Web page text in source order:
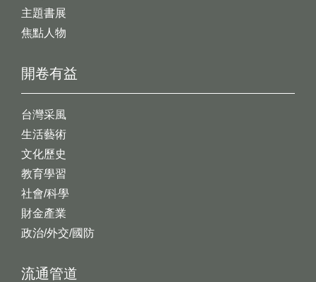
開卷有益
台灣采風
生活藝術
文化歷史
教育學習
社會/科學
財金產業
政治/外交/國防
主題書展
焦點人物
流通管道